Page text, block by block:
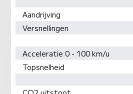
Aandrijving
Versnellingen
Acceleratie 0 - 100 km/u
Topsnelheid